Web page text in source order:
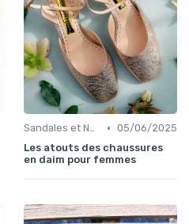
Sandales et Nu-pieds • 05/06/2025
Les atouts des chaussures
en daim pour femmes